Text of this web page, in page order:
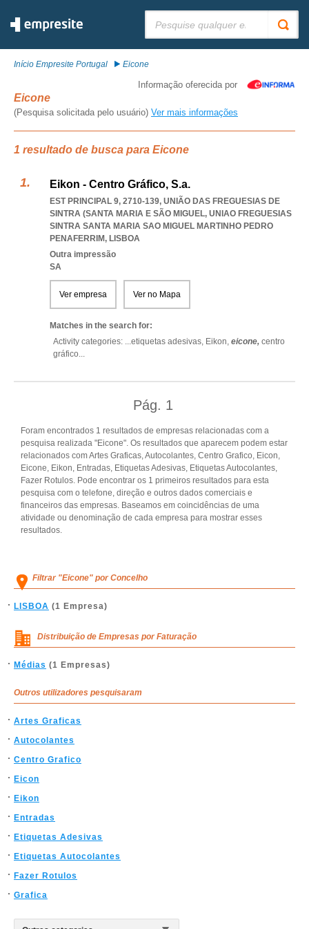
Início Empresite Portugal Eicone
Informação oferecida por
Eicone
(Pesquisa solicitada pelo usuário) Ver mais informações
1 resultado de busca para Eicone
Eikon - Centro Gráfico, S.a.
EST PRINCIPAL 9, 2710-139, UNIÃO DAS FREGUESIAS DE
SINTRA (SANTA MARIA E SÃO MIGUEL, UNIAO FREGUESIAS
SINTRA SANTA MARIA SAO MIGUEL MARTINHO PEDRO
PENAFERRIM, LISBOA
Outra impressão
SA
Ver empresa Ver no Mapa
Matches in the search for:
Activity categories: ...etiquetas adesivas, Eikon, eicone, centro
gráfico...
Pág. 1
Foram encontrados 1 resultados de empresas relacionadas com a
pesquisa realizada "Eicone". Os resultados que aparecem podem estar
relacionados com Artes Graficas, Autocolantes, Centro Grafico, Eicon,
Eicone, Eikon, Entradas, Etiquetas Adesivas, Etiquetas Autocolantes,
Fazer Rotulos. Pode encontrar os 1 primeiros resultados para esta
pesquisa com o telefone, direção e outros dados comerciais e
financeiros das empresas. Baseamos em coincidências de uma
atividade ou denominação de cada empresa para mostrar esses
resultados.
Filtrar "Eicone" por Concelho
LISBOA (1 Empresa)
Distribuição de Empresas por Faturação
Médias (1 Empresas)
Outros utilizadores pesquisaram
Artes Graficas
Autocolantes
Centro Grafico
Eicon
Eikon
Entradas
Etiquetas Adesivas
Etiquetas Autocolantes
Fazer Rotulos
Grafica